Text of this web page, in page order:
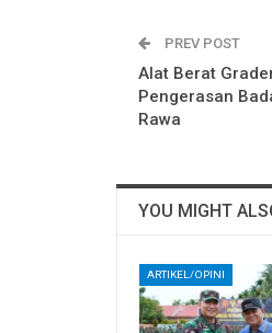
PREV POST
Alat Berat
Pengerasan
Rawa
YOU MIGHT
ARTIKEL/OPINI